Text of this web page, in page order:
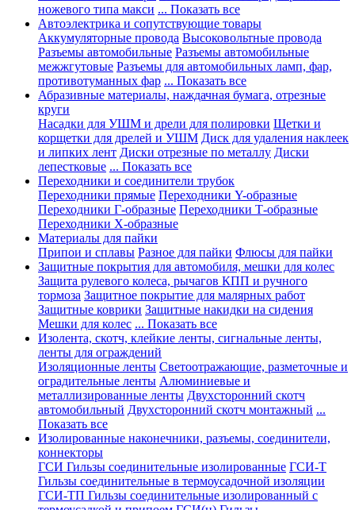
ножевого типа макси ... Показать все
Автоэлектрика и сопутствующие товары
Аккумуляторные провода Высоковольтные провода
Разъемы автомобильные Разъемы автомобильные
межжгутовые Разъемы для автомобильных ламп, фар,
противотуманных фар ... Показать все
Абразивные материалы, наждачная бумага, отрезные
круги
Насадки для УШМ и дрели для полировки Щетки и
корщетки для дрелей и УШМ Диск для удаления наклеек
и липких лент Диски отрезные по металлу Диски
лепестковые ... Показать все
Переходники и соединители трубок
Переходники прямые Переходники Y-образные
Переходники Г-образные Переходники Т-образные
Переходники Х-образные
Материалы для пайки
Припои и сплавы Разное для пайки Флюсы для пайки
Защитные покрытия для автомобиля, мешки для колес
Защита рулевого колеса, рычагов КПП и ручного
тормоза Защитное покрытие для малярных работ
Защитные коврики Защитные накидки на сидения
Мешки для колес ... Показать все
Изолента, скотч, клейкие ленты, сигнальные ленты,
ленты для ограждений
Изоляционные ленты Светоотражающие, разметочные и
оградительные ленты Алюминиевые и
металлизированные ленты Двухсторонний скотч
автомобильный Двухсторонний скотч монтажный ...
Показать все
Изолированные наконечники, разъемы, соединители,
коннекторы
ГСИ Гильзы соединительные изолированные ГСИ-Т
Гильзы соединительные в термоусадочной изоляции
ГСИ-ТП Гильзы соединительные изолированный с